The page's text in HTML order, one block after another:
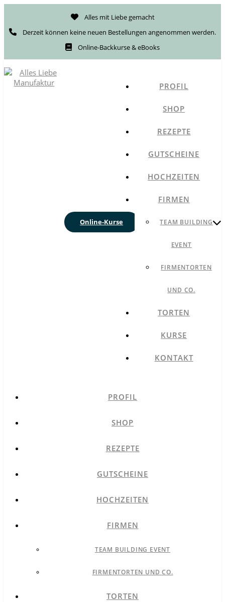
Alles mit Liebe gemacht
Derzeit können keine neuen Bestellungen angenommen werden.
Online-Backkurse & eBooks
Online-Kurse
PROFIL
SHOP
REZEPTE
GUTSCHEINE
HOCHZEITEN
FIRMEN
TEAM BUILDING
EVENT
FIRMENTORTEN
UND CO.
TORTEN
KURSE
KONTAKT
PROFIL
SHOP
REZEPTE
GUTSCHEINE
HOCHZEITEN
FIRMEN
TEAM BUILDING EVENT
FIRMENTORTEN UND CO.
TORTEN